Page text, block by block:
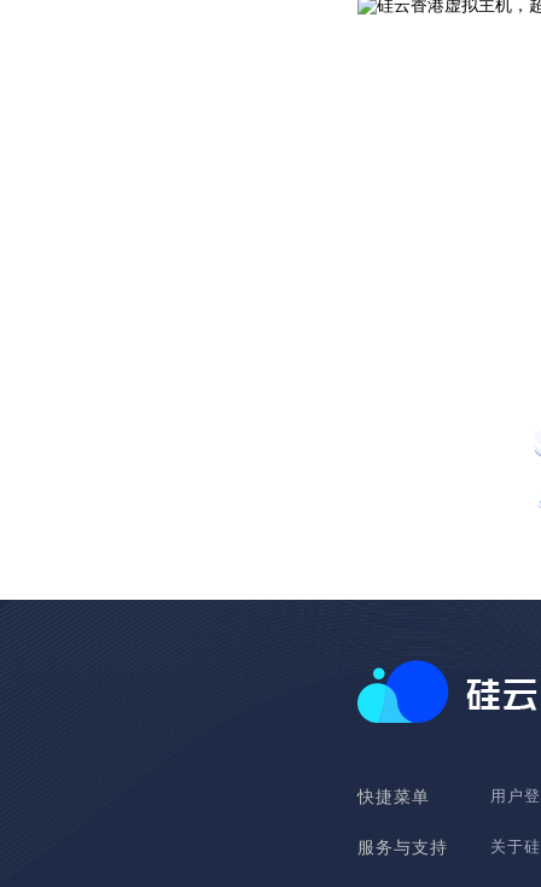
快捷菜单 用户
服务与支持 关于